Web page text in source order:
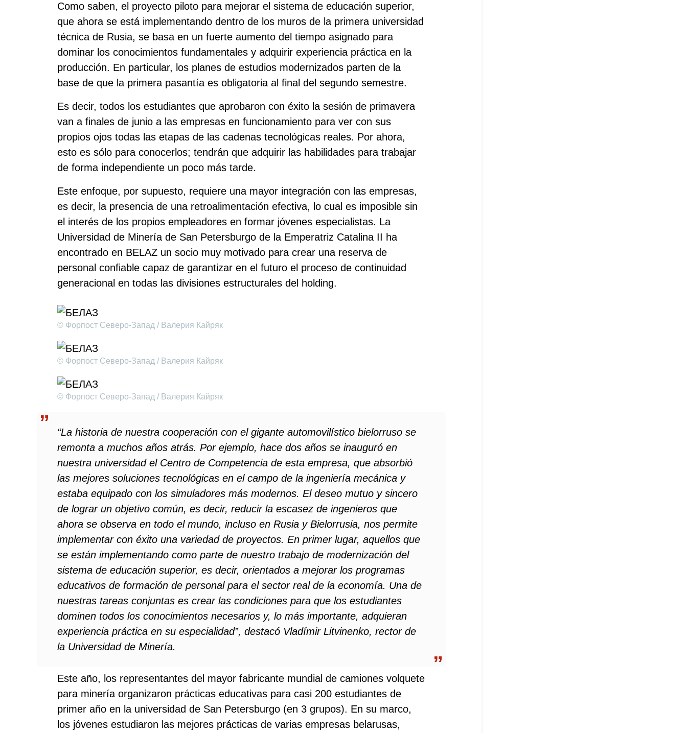
Como saben, el proyecto piloto para mejorar el sistema de educación superior,
que ahora se está implementando dentro de los muros de la primera universidad
técnica de Rusia, se basa en un fuerte aumento del tiempo asignado para
dominar los conocimientos fundamentales y adquirir experiencia práctica en la
producción. En particular, los planes de estudios modernizados parten de la
base de que la primera pasantía es obligatoria al final del segundo semestre.
Es decir, todos los estudiantes que aprobaron con éxito la sesión de primavera
van a finales de junio a las empresas en funcionamiento para ver con sus
propios ojos todas las etapas de las cadenas tecnológicas reales. Por ahora,
esto es sólo para conocerlos; tendrán que adquirir las habilidades para trabajar
de forma independiente un poco más tarde.
Este enfoque, por supuesto, requiere una mayor integración con las empresas,
es decir, la presencia de una retroalimentación efectiva, lo cual es imposible sin
el interés de los propios empleadores en formar jóvenes especialistas. La
Universidad de Minería de San Petersburgo de la Emperatriz Catalina II ha
encontrado en BELAZ un socio muy motivado para crear una reserva de
personal confiable capaz de garantizar en el futuro el proceso de continuidad
generacional en todas las divisiones estructurales del holding.
© Форпост Северо-Запад / Валерия Кайряк
© Форпост Северо-Запад / Валерия Кайряк
© Форпост Северо-Запад / Валерия Кайряк
“La historia de nuestra cooperación con el gigante automovilístico bielorruso se
remonta a muchos años atrás. Por ejemplo, hace dos años se inauguró en
nuestra universidad el Centro de Competencia de esta empresa, que absorbió
las mejores soluciones tecnológicas en el campo de la ingeniería mecánica y
estaba equipado con los simuladores más modernos. El deseo mutuo y sincero
de lograr un objetivo común, es decir, reducir la escasez de ingenieros que
ahora se observa en todo el mundo, incluso en Rusia y Bielorrusia, nos permite
implementar con éxito una variedad de proyectos. En primer lugar, aquellos que
se están implementando como parte de nuestro trabajo de modernización del
sistema de educación superior, es decir, orientados a mejorar los programas
educativos de formación de personal para el sector real de la economía. Una de
nuestras tareas conjuntas es crear las condiciones para que los estudiantes
dominen todos los conocimientos necesarios y, lo más importante, adquieran
experiencia práctica en su especialidad”, destacó Vladímir Litvinenko, rector de
la Universidad de Minería.
Este año, los representantes del mayor fabricante mundial de camiones volquete
para minería organizaron prácticas educativas para casi 200 estudiantes de
primer año en la universidad de San Petersburgo (en 3 grupos). En su marco,
los jóvenes estudiaron las mejores prácticas de varias empresas belarusas,